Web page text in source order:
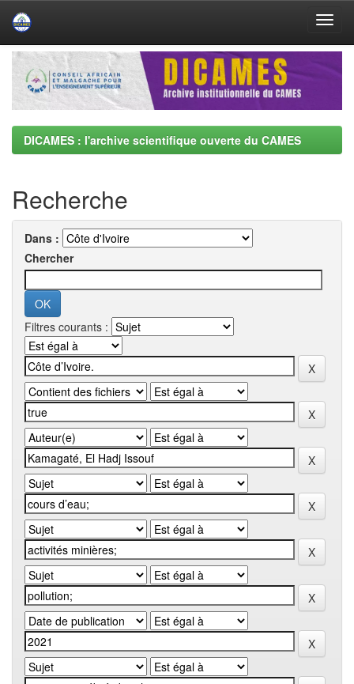
Skip
navigation
DICAMES : l'archive scientifique ouverte du CAMES
Recherche
Dans :
Chercher
Filtres courants :